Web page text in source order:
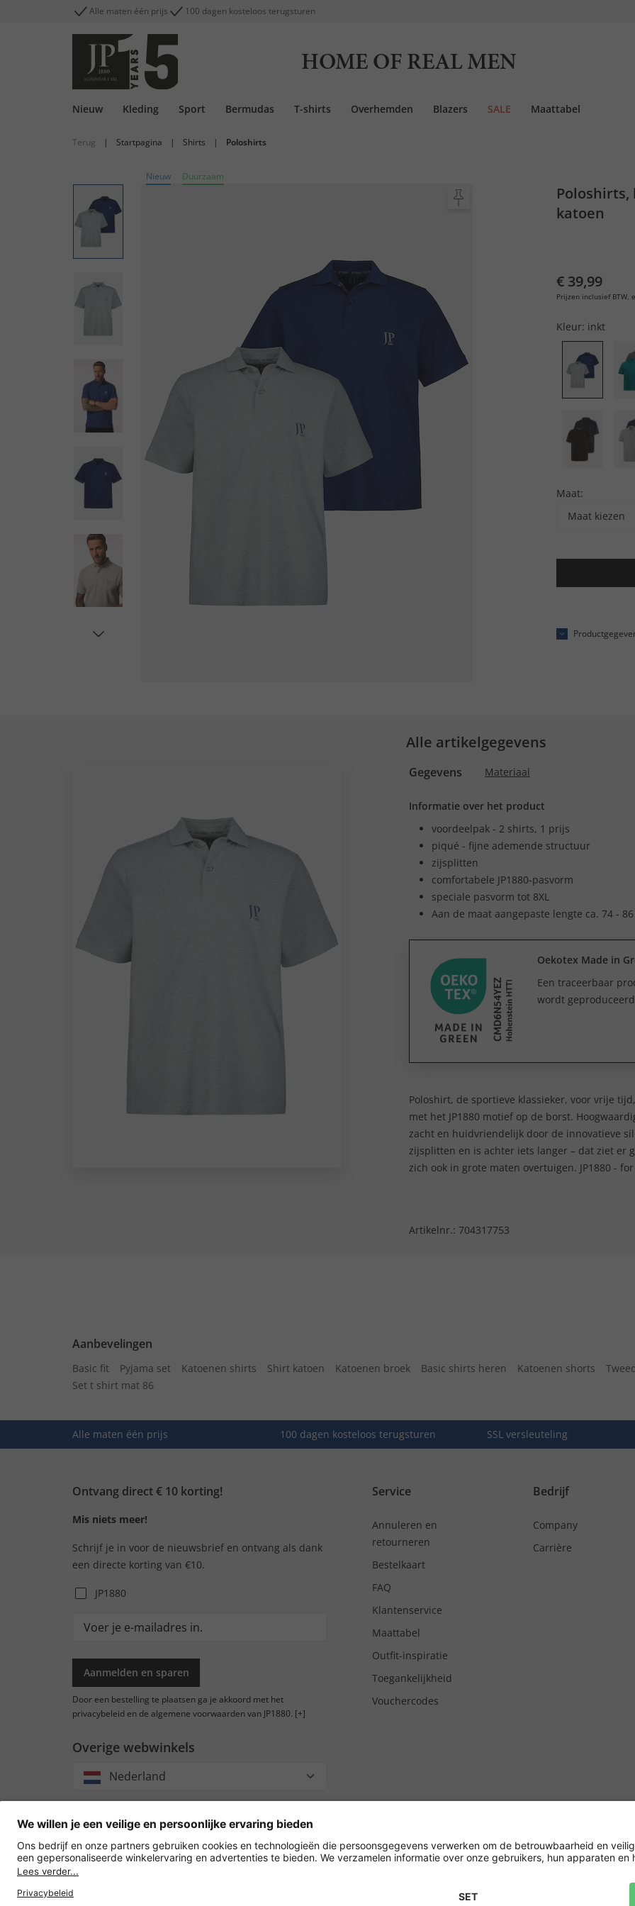
Alle maten één prijs 100 dagen kosteloos terugsturen
HOME OF REAL MEN
Nieuw Kleding Sport Bermudas T-shirts Overhemden Blazers SALE Maattabel
Terug | Startpagina | Shirts | Poloshirts
Nieuw Duurzaam
Poloshirts,
katoen
€ 39,99
Prijzen inclusief BTW,
Kleur: inkt
Maat:
Maat kiezen
Alle artikelgegevens
Gegevens Materiaal
Informatie over het product
voordeelpak - 2 shirts, 1 prijs
piqué - fijne ademende structuur
zijsplitten
comfortabele JP1880-pasvorm
speciale pasvorm tot 8XL
Aan de maat aangepaste lengte ca. 74 -
Oekotex Made in
Een traceerbaar
wordt
Poloshirt, de sportieve klassieker, voor vrije
met het JP1880 motief op de borst.
zacht en huidvriendelijk door de innovatieve
zijsplitten en is achter iets langer – dat ziet er
zich ook in grote maten overtuigen. JP1880 -
Artikelnr.: 704317753
Aanbevelingen
Basic fit Pyjama set Katoenen shirts Shirt katoen Katoenen broek Basic shirts heren Katoenen shorts
Set t shirt mat 86
Alle maten één prijs 100 dagen kosteloos terugsturen SSL versleuteling
Ontvang direct € 10 korting!
Mis niets meer!
Schrijf je in voor de nieuwsbrief en ontvang als dank
een directe korting van €10.
JP1880
Aanmelden en sparen
Door een bestelling te plaatsen ga je akkoord met het
privacybeleid en de algemene voorwaarden van JP1880. [+]
Service
Annuleren en
retourneren
Bestelkaart
FAQ
Klantenservice
Maattabel
Outfit-inspiratie
Toegankelijkheid
Vouchercodes
Bedrijf
Company
Carrière
Overige webwinkels
Nederland
Acceptgiro/
overschrijving